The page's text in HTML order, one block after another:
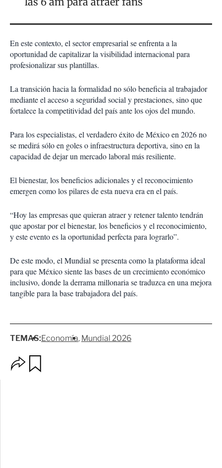
En este contexto, el sector empresarial se enfrenta a la
oportunidad de capitalizar la visibilidad internacional para
profesionalizar sus plantillas.
La transición hacia la formalidad no sólo beneficia al trabajador
mediante el acceso a seguridad social y prestaciones, sino que
fortalece la competitividad del país ante los ojos del mundo.
Para los especialistas, el verdadero éxito de México en 2026 no
se medirá sólo en goles o infraestructura deportiva, sino en la
capacidad de dejar un mercado laboral más resiliente.
El bienestar, los beneficios adicionales y el reconocimiento
emergen como los pilares de esta nueva era en el país.
“Hoy las empresas que quieran atraer y retener talento tendrán
que apostar por el bienestar, los beneficios y el reconocimiento,
y este evento es la oportunidad perfecta para lograrlo”.
De este modo, el Mundial se presenta como la plataforma ideal
para que México siente las bases de un crecimiento económico
inclusivo, donde la derrama millonaria se traduzca en una mejora
tangible para la base trabajadora del país.
TEMAS:Economía Mundial 2026